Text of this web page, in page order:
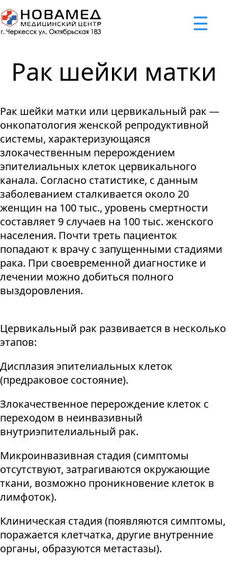
☰
x
Задать вопрос
Я принимаю"Cоглашение
об обработке персональных
данных."
Отправить вопрос
Успешно
Мы свяжемся с вами в ближайшее время
Неудача
Некорректно введен номер телефона
Неудача
Отклонена капча
Неудача
Не введено имя или вопрос
Неудача
Не принято соглашение
Рак шейки матки
Рак шейки матки или цервикальный рак ―
онкопатология женской репродуктивной
системы, характеризующаяся
злокачественным перерождением
эпителиальных клеток цервикального
канала. Согласно статистике, с данным
заболеванием сталкивается около 20
женщин на 100 тыс., уровень смертности
составляет 9 случаев на 100 тыс. женского
населения. Почти треть пациенток
попадают к врачу с запущенными стадиями
рака. При своевременной диагностике и
лечении можно добиться полного
выздоровления.
Цервикальный рак развивается в несколько
этапов:
Дисплазия эпителиальных клеток
(предраковое состояние).
Злокачественное перерождение клеток с
переходом в неинвазивный
внутриэпителиальный рак.
Микроинвазивная стадия (симптомы
отсутствуют, затрагиваются окружающие
ткани, возможно проникновение клеток в
лимфоток).
Клиническая стадия (появляются симптомы,
поражается клетчатка, другие внутренние
органы, образуются метастазы).